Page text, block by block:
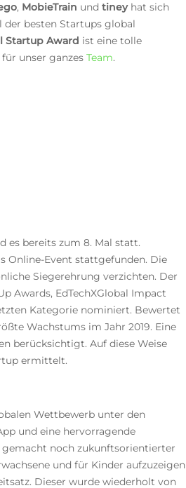
, MobieTrain und tiney hat sich
der besten Startups global
Startup Award ist eine tolle
unser ganzes Team.
es bereits zum 8. Mal statt.
Online-Event stattgefunden. Die
Siegerehrung verzichten. Der
Awards, EdTechXGlobal Impact
Kategorie nominiert. Bewertet
Wachstums im Jahr 2019. Eine
berücksichtigt. Auf diese Weise
ermittelt.
Wettbewerb unter den
und eine hervorragende
gemacht noch zukunftsorientierter
und für Kinder aufzuzeigen
Dieser wurde wiederholt von